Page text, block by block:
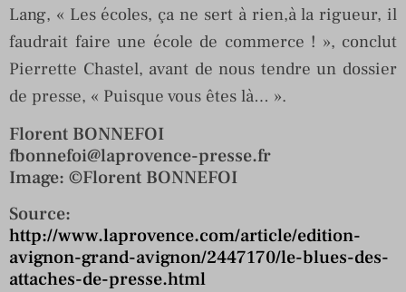
Lang, « Les écoles, ça ne sert à rien,à la rigueur, il
faudrait faire une école de commerce ! », conclut
Pierrette Chastel, avant de nous tendre un dossier
de presse, « Puisque vous êtes là… ».
Florent BONNEFOI
fbonnefoi@laprovence-presse.fr
Image: ©Florent BONNEFOI
Source:
http://www.laprovence.com/article/edition-
avignon-grand-avignon/2447170/le-blues-des-
attaches-de-presse.html